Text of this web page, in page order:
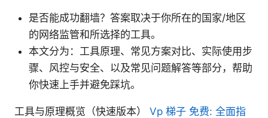
是否能成功翻墙？答案取决于你所在的国家/地区
的网络监管和所选择的工具。
本文分为：工具原理、常见方案对比、实际使用步
骤、风控与安全、以及常见问题解答等部分，帮助
你快速上手并避免踩坑。
工具与原理概览（快速版本） Vp 梯子 免费: 全面指